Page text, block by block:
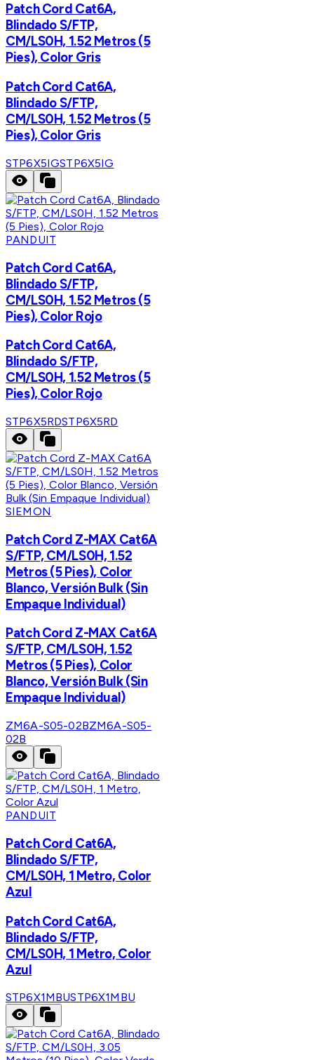
Patch Cord Cat6A,
Blindado S/FTP,
CM/LS0H, 1.52 Metros (5
Pies), Color Gris
Patch Cord Cat6A,
Blindado S/FTP,
CM/LS0H, 1.52 Metros (5
Pies), Color Gris
STP6X5IGSTP6X5IG
PANDUIT
Patch Cord Cat6A,
Blindado S/FTP,
CM/LS0H, 1.52 Metros (5
Pies), Color Rojo
Patch Cord Cat6A,
Blindado S/FTP,
CM/LS0H, 1.52 Metros (5
Pies), Color Rojo
STP6X5RDSTP6X5RD
SIEMON
Patch Cord Z-MAX Cat6A
S/FTP, CM/LS0H, 1.52
Metros (5 Pies), Color
Blanco, Versión Bulk (Sin
Empaque Individual)
Patch Cord Z-MAX Cat6A
S/FTP, CM/LS0H, 1.52
Metros (5 Pies), Color
Blanco, Versión Bulk (Sin
Empaque Individual)
ZM6A-S05-02BZM6A-S05-
02B
PANDUIT
Patch Cord Cat6A,
Blindado S/FTP,
CM/LS0H, 1 Metro, Color
Azul
Patch Cord Cat6A,
Blindado S/FTP,
CM/LS0H, 1 Metro, Color
Azul
STP6X1MBUSTP6X1MBU